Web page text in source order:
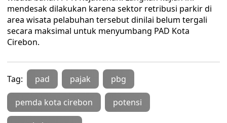
mendesak dilakukan karena sektor retribusi parkir di
area wisata pelabuhan tersebut dinilai belum tergali
secara maksimal untuk menyumbang PAD Kota
Cirebon.
Tag: pad pajak pbg
pemda kota cirebon potensi